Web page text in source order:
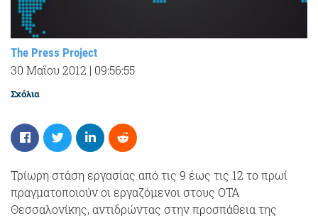
The Press Project
30 Μαΐου 2012 | 09:56:55
Σχόλια
Τρίωρη στάση εργασίας από τις 9 έως τις 12 το πρωί
πραγματοποιούν οι εργαζόμενοι στους ΟΤΑ
Θεσσαλονίκης, αντιδρώντας στην προσπάθεια της